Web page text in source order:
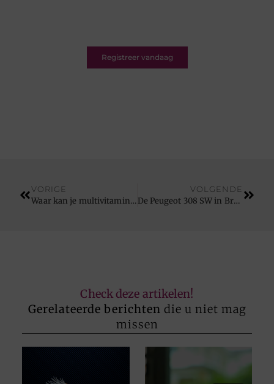
Registreer vandaag
VORIGE
Waar kan je multivitaminen online kopen?
VOLGENDE
De Peugeot 308 SW in Brugge
Check deze artikelen!
Gerelateerde berichten die u niet mag
missen